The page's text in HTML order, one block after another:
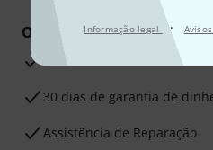
Informação legal ·
Os seus benefícios
Garantia Thomann de 3 anos
30 dias de garantia de
Assistência de Reparação